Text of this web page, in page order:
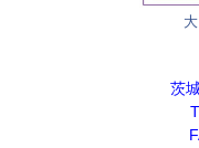
茨